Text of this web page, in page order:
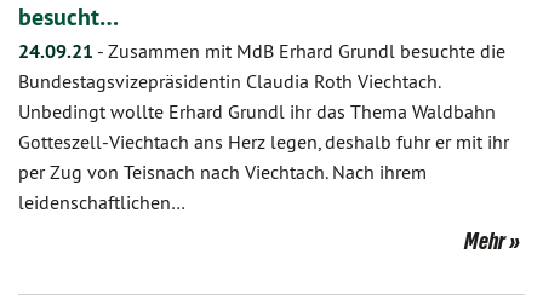
besucht…
24.09.21 - Zusammen mit MdB Erhard Grundl besuchte die
Bundestagsvizepräsidentin Claudia Roth Viechtach.
Unbedingt wollte Erhard Grundl ihr das Thema Waldbahn
Gotteszell-Viechtach ans Herz legen, deshalb fuhr er mit ihr
per Zug von Teisnach nach Viechtach. Nach ihrem
leidenschaftlichen…
Mehr